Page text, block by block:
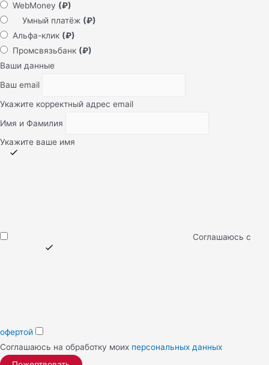
WebMoney (₽)
Умный платёж (₽)
Альфа-клик (₽)
Промсвязьбанк (₽)
Ваши данные
Ваш email
Укажите корректный адрес email
Имя и Фамилия
Укажите ваше имя
Соглашаюсь с
офертой
Соглашаюсь на обработку моих персональных данных